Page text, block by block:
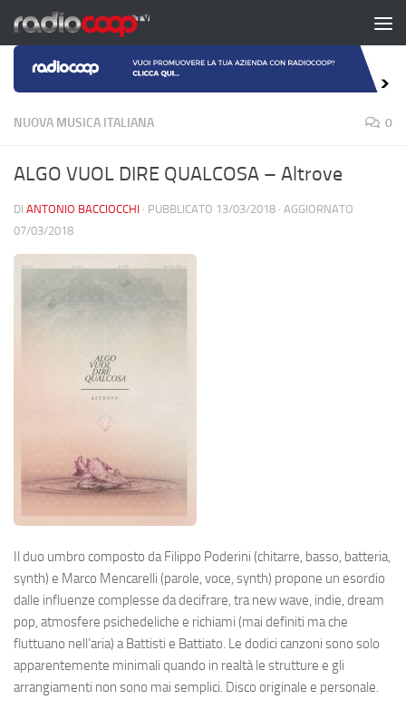
Salta al contenuto
NUOVA MUSICA ITALIANA 0
ALGO VUOL DIRE QUALCOSA – Altrove
DI ANTONIO BACCIOCCHI · PUBBLICATO 13/03/2018 · AGGIORNATO
07/03/2018
Il duo umbro composto da Filippo Poderini (chitarre, basso, batteria,
synth) e Marco Mencarelli (parole, voce, synth) propone un esordio
dalle influenze complesse da decifrare, tra new wave, indie, dream
pop, atmosfere psichedeliche e richiami (mai definiti ma che
fluttuano nell’aria) a Battisti e Battiato. Le dodici canzoni sono solo
apparentemente minimali quando in realtà le strutture e gli
arrangiamenti non sono mai semplici. Disco originale e personale.